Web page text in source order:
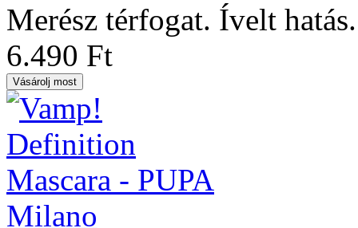
Merész térfogat. Ívelt hatás.
6.490 Ft
Vásárolj most